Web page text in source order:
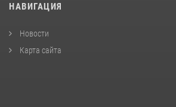
НАВИГАЦИЯ
Новости
Карта сайта